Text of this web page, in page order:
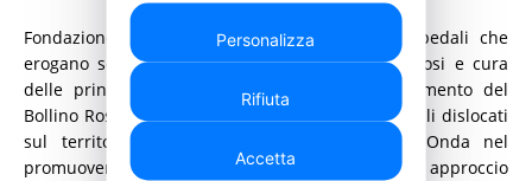
Fondazione Onda dal 2007 attribuisce agli ospedali che
erogano servizi dedicati alla prevenzione, diagnosi e cura
delle principali patologie femminili il riconoscimento del
Bollino Rosa. Il network, composto da 361 ospedali dislocati
sul territorio nazionale, sostiene Fondazione Onda nel
promuovere, anche all’interno degli ospedali, un approccio
Personalizza
Rifiuta
Accetta